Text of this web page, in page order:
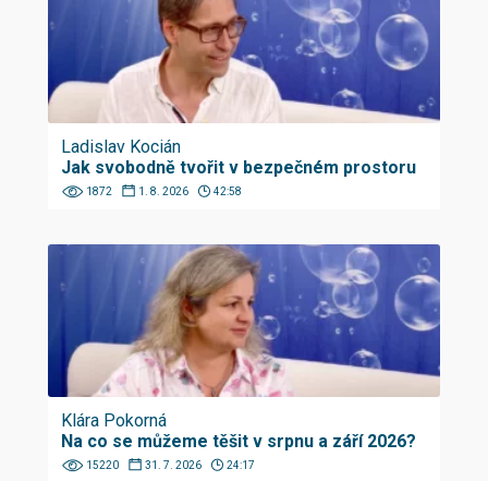
Ladislav Kocián
Jak svobodně tvořit v bezpečném prostoru
1872 1. 8. 2026 42:58
Klára Pokorná
Na co se můžeme těšit v srpnu a září 2026?
15220 31. 7. 2026 24:17